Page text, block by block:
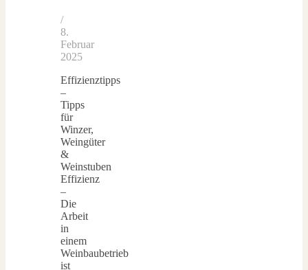
/
8.
Februar
2025
Effizienztipps
–
Tipps
für
Winzer,
Weingüter
&
Weinstuben
Effizienz
–
Die
Arbeit
in
einem
Weinbaubetrieb
ist